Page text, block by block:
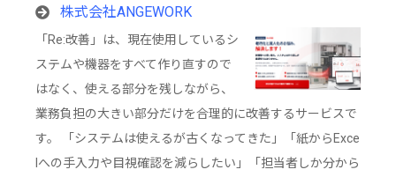
株式会社ANGEWORK
「Re:改善」は、現在使用しているシ
ステムや機器をすべて作り直すので
はなく、使える部分を残しながら、
業務負担の大きい部分だけを合理的に改善するサービスで
す。 「システムは使えるが古くなってきた」「紙からExce
lへの手入力や目視確認を減らしたい」「担当者しか分から